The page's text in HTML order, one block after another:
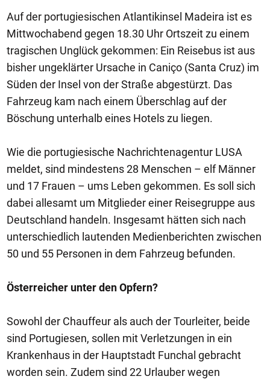
Auf der portugiesischen Atlantikinsel Madeira ist es
Mittwochabend gegen 18.30 Uhr Ortszeit zu einem
tragischen Unglück gekommen: Ein Reisebus ist aus
bisher ungeklärter Ursache in Caniço (Santa Cruz) im
Süden der Insel von der Straße abgestürzt. Das
Fahrzeug kam nach einem Überschlag auf der
Böschung unterhalb eines Hotels zu liegen.
Wie die portugiesische Nachrichtenagentur LUSA
meldet, sind mindestens 28 Menschen – elf Männer
und 17 Frauen – ums Leben gekommen. Es soll sich
dabei allesamt um Mitglieder einer Reisegruppe aus
Deutschland handeln. Insgesamt hätten sich nach
unterschiedlich lautenden Medienberichten zwischen
50 und 55 Personen in dem Fahrzeug befunden.
Österreicher unter den Opfern?
Sowohl der Chauffeur als auch der Tourleiter, beide
sind Portugiesen, sollen mit Verletzungen in ein
Krankenhaus in der Hauptstadt Funchal gebracht
worden sein. Zudem sind 22 Urlauber wegen